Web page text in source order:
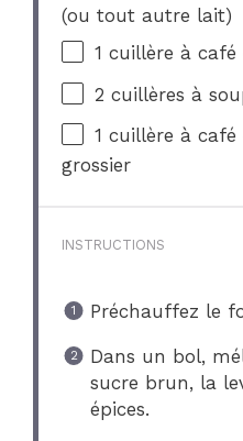
(ou tout autre lait)
1 cuillère à
2 cuillères à
1 cuillère à café
grossier
INSTRUCTIONS
Préchauffez le
Dans un bol,
sucre brun, la
épices.